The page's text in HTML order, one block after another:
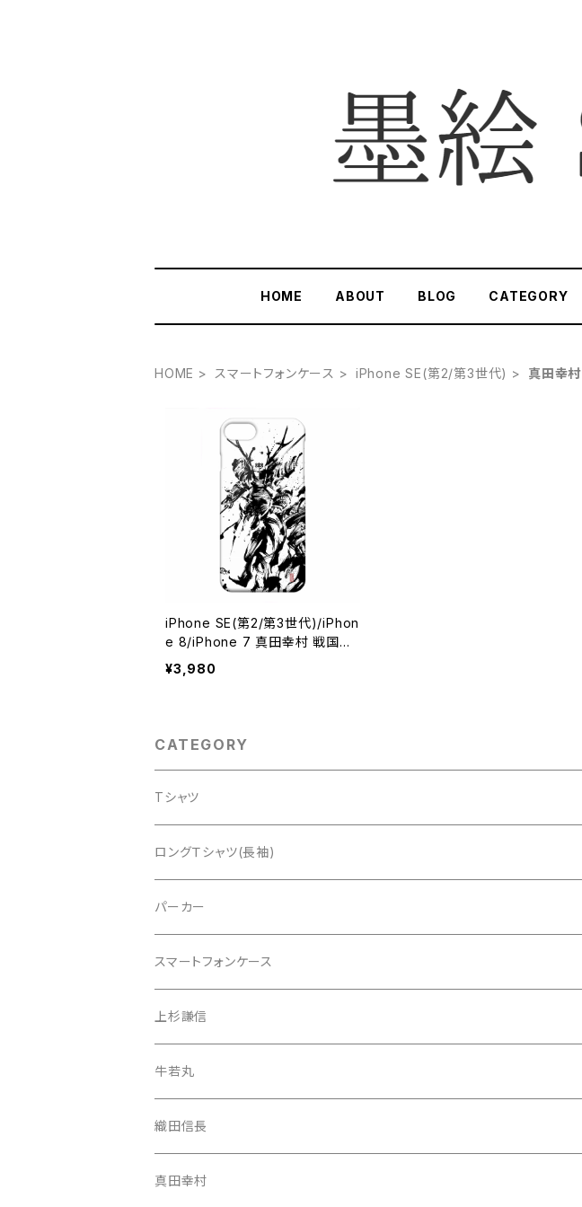
HOME ABOUT BLOG CATEGORY
HOME スマートフォンケース iPhone SE(第2/第3世代) 真田幸村
iPhone SE(第2/第3世代)/iPhon
e 8/iPhone 7 真田幸村 戦国武
将 墨絵師 御歌頭 スマホケース
ハードカバーケース グッズ
¥3,980
CATEGORY
Tシャツ
真田幸村
伊達政宗
織田信長
上杉謙信
牛若丸（源義経）
武蔵坊弁慶
ロングＴシャツ(長袖)
上杉謙信
牛若丸
織田信長
真田幸村
伊達政宗
武蔵坊弁慶
パーカー
スマートフォンケース
iPhone 13 Pro Max
iPhone 13 Pro
iPhone 13 mini
iPhone 13
上杉謙信
牛若丸
織田信長
真田幸村